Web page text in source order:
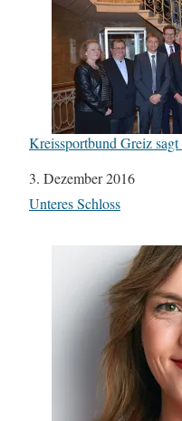
Kreissportbund Greiz
Datum
3. Dezember 2016
In Bezug auf
Unteres Schloss